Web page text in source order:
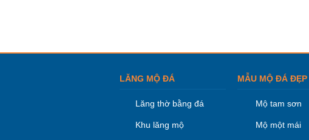
LĂNG MỘ ĐÁ
Lăng thờ bằng đá
Khu lăng mộ
MẪU MỘ ĐÁ ĐẸP
Mộ tam sơn
Mộ một mái